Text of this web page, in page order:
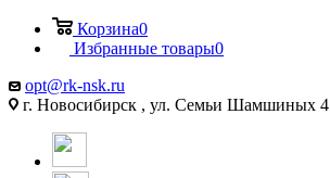
Корзина0
Избранные товары0
opt@rk-nsk.ru
г. Новосибирск , ул. Семьи Шамшиных 4